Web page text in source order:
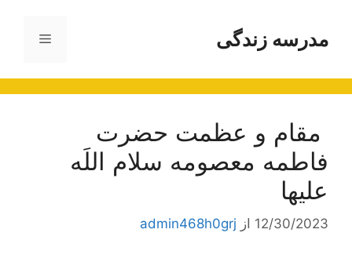
محتوامدرسه زندگی فهرست
مقام و عظمت حضرت
فاطمه معصومه سلام اللَه
عليها
12/30/2023 از admin468h0grj